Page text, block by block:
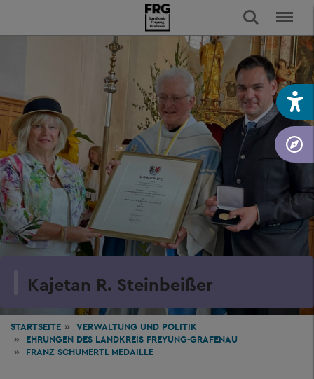
Kajetan R. Steinbeißer
STARTSEITE VERWALTUNG UND POLITIK
EHRUNGEN DES LANDKREIS FREYUNG-GRAFENAU
FRANZ SCHUMERTL MEDAILLE